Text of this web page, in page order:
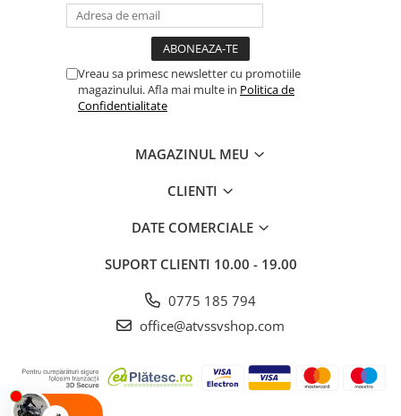
Vreau sa primesc newsletter cu promotiile
magazinului. Afla mai multe in Politica de
Confidentialitate
MAGAZINUL MEU
CLIENTI
DATE COMERCIALE
SUPORT CLIENTI 10.00 - 19.00
0775 185 794
office@atvssvshop.com